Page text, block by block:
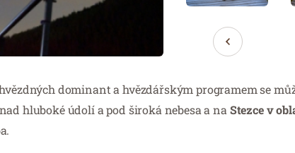
dominant a hvězdářským programem se
hluboké údolí a pod široká nebesa a na Stezce v